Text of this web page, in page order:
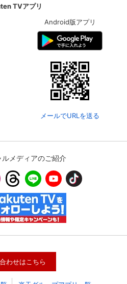
本情報、本人連絡先、パスワード 、クレ
ットカード情報の変更が可能です。
済方法の変更が可能です。
ヵ月分の購入明細の確認が可能です。
在獲得済みのお得なクーポンを確認でき
認が可能です。こちらから視聴いただく
気に入りに登録した作品を確認できま
。お気に入りに追加した作品の削除も可
です。
削除も可能です。
イト内で表示される作品の表示制限が可
TVアプリ
Android版アプリ
メールでURLを送る
メディアのご紹介
わせはこちら